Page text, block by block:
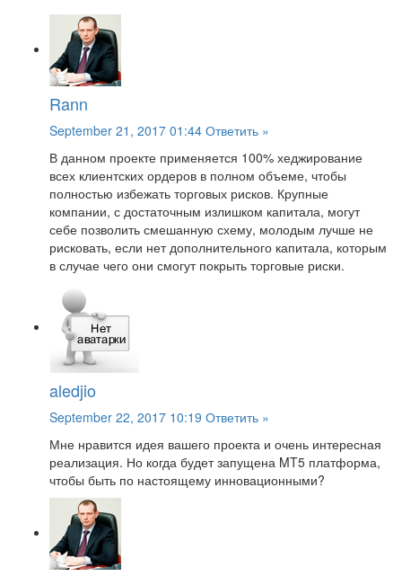
Rann
September 21, 2017 01:44 Ответить »
В данном проекте применяется 100% хеджирование
всех клиентских ордеров в полном объеме, чтобы
полностью избежать торговых рисков. Крупные
компании, с достаточным излишком капитала, могут
себе позволить смешанную схему, молодым лучше не
рисковать, если нет дополнительного капитала, которым
в случае чего они смогут покрыть торговые риски.
aledjio
September 22, 2017 10:19 Ответить »
Мне нравится идея вашего проекта и очень интересная
реализация. Но когда будет запущена MT5 платформа,
чтобы быть по настоящему инновационными?